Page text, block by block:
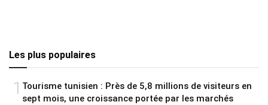
Les plus populaires
1 Tourisme tunisien : Près de 5,8 millions de visiteurs en
sept mois, une croissance portée par les marchés